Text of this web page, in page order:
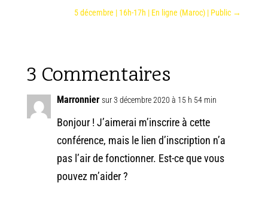
5 décembre | 16h-17h | En ligne (Maroc) | Public →
3 Commentaires
Marronnier sur 3 décembre 2020 à 15 h 54 min
Bonjour ! J’aimerai m’inscrire à cette
conférence, mais le lien d’inscription n’a
pas l’air de fonctionner. Est-ce que vous
pouvez m’aider ?